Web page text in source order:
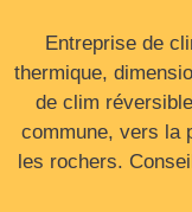
Entreprise de
thermique,
de clim
commune, vers la
les rochers.